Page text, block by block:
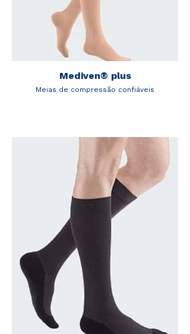
Mediven® plus
Meias de compressão confiáveis